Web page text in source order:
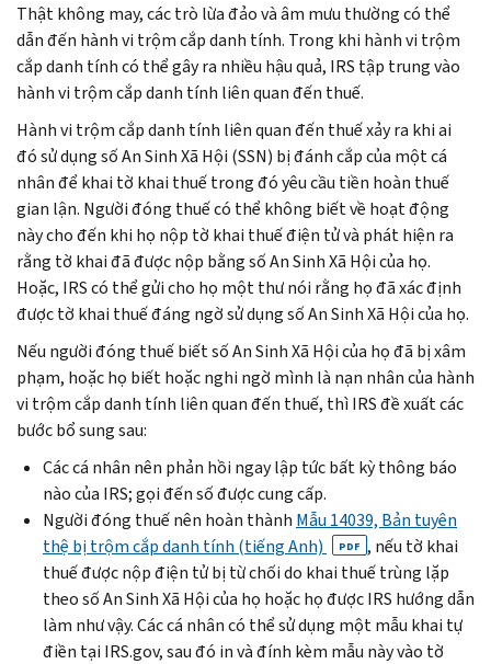
Thật không may, các trò lừa đảo và âm mưu thường có thể
dẫn đến hành vi trộm cắp danh tính. Trong khi hành vi trộm
cắp danh tính có thể gây ra nhiều hậu quả, IRS tập trung vào
hành vi trộm cắp danh tính liên quan đến thuế.
Hành vi trộm cắp danh tính liên quan đến thuế xảy ra khi ai
đó sử dụng số An Sinh Xã Hội (SSN) bị đánh cắp của một cá
nhân để khai tờ khai thuế trong đó yêu cầu tiền hoàn thuế
gian lận. Người đóng thuế có thể không biết về hoạt động
này cho đến khi họ nộp tờ khai thuế điện tử và phát hiện ra
rằng tờ khai đã được nộp bằng số An Sinh Xã Hội của họ.
Hoặc, IRS có thể gửi cho họ một thư nói rằng họ đã xác định
được tờ khai thuế đáng ngờ sử dụng số An Sinh Xã Hội của họ.
Nếu người đóng thuế biết số An Sinh Xã Hội của họ đã bị xâm
phạm, hoặc họ biết hoặc nghi ngờ mình là nạn nhân của hành
vi trộm cắp danh tính liên quan đến thuế, thì IRS đề xuất các
bước bổ sung sau:
Các cá nhân nên phản hồi ngay lập tức bất kỳ thông báo
nào của IRS; gọi đến số được cung cấp.
Người đóng thuế nên hoàn thành Mẫu 14039, Bản tuyên
thệ bị trộm cắp danh tính (tiếng Anh)
PDF , nếu tờ khai
thuế được nộp điện tử bị từ chối do khai thuế trùng lặp
theo số An Sinh Xã Hội của họ hoặc họ được IRS hướng dẫn
làm như vậy. Các cá nhân có thể sử dụng một mẫu khai tự
điền tại IRS.gov, sau đó in và đính kèm mẫu này vào tờ